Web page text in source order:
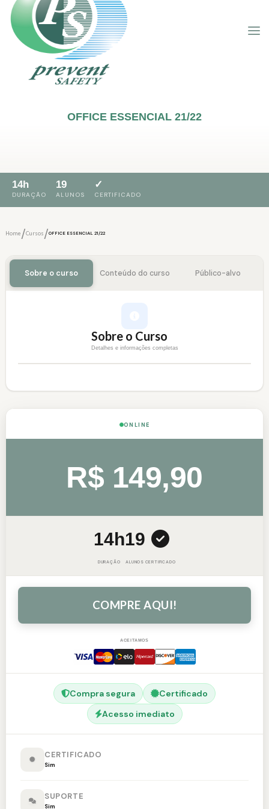
OFFICE ESSENCIAL 21/22
14h
DURAÇÃO
19
ALUNOS
✓
CERTIFICADO
Home/Cursos/OFFICE ESSENCIAL 21/22
Sobre o curso Conteúdo do curso Público-alvo
Sobre o Curso
Detalhes e informações completas
ONLINE
R$ 149,90
14h
DURAÇÃO
19
ALUNOS CERTIFICADO
COMPRE AQUI!
ACEITAMOS
Compra segura
Certificado
Acesso imediato
CERTIFICADO
Sim
SUPORTE
Sim